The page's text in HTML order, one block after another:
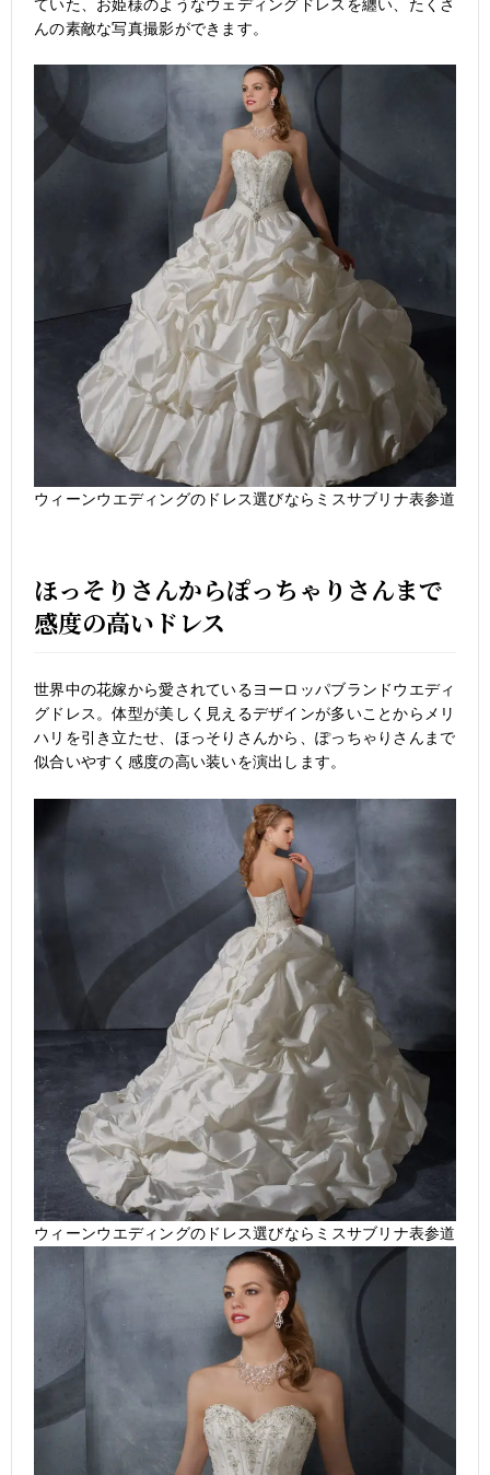
ていた、お姫様のようなウェディングドレスを纏い、たくさ
んの素敵な写真撮影ができます。
ウィーンウエディングのドレス選びならミスサブリナ表参道
ほっそりさんからぽっちゃりさんまで
感度の高いドレス
世界中の花嫁から愛されているヨーロッパブランドウエディ
グドレス。体型が美しく見えるデザインが多いことからメリ
ハリを引き立たせ、ほっそりさんから、ぽっちゃりさんまで
似合いやすく感度の高い装いを演出します。
ウィーンウエディングのドレス選びならミスサブリナ表参道